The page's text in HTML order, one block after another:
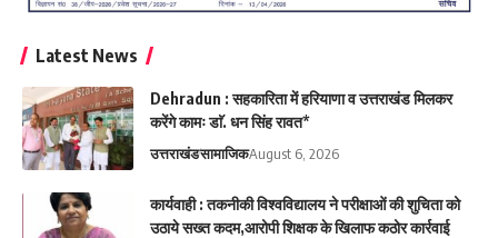
Latest News
Dehradun : सहकारिता में हरियाणा व उत्तराखंड मिलकर
करेंगे कामः डाॅ. धन सिंह रावत*
उत्तराखंडसामाजिकAugust 6, 2026
कार्यवाही : तकनीकी विश्वविद्यालय ने परीक्षाओं की शुचिता को
उठाये सख्त कदम,आरोपी शिक्षक के खिलाफ कठोर कार्रवाई